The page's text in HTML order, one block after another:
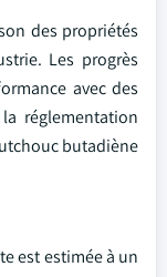
des propriétés
Les progrès
avec des
réglementation
butadiène
est estimée à un